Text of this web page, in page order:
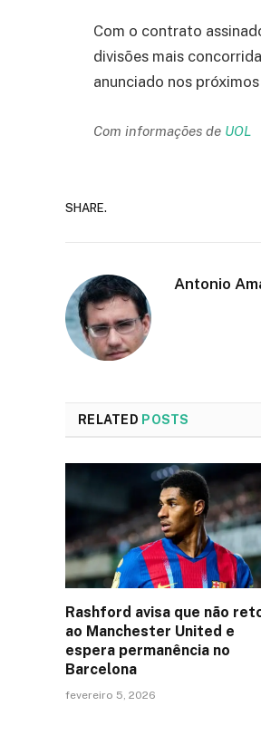
Com o contrato
divisões mais
anunciado nos próximos
Com informações de UOL
SHARE.
Antonio
RELATED POSTS
Rashford avisa que não
ao Manchester United e
espera permanência no
Barcelona
fevereiro 5, 2026